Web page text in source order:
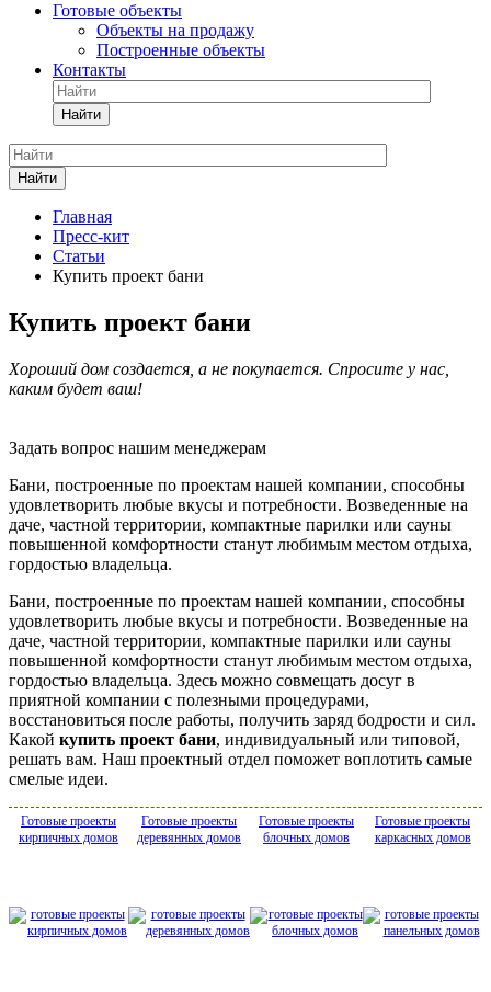
Готовые объекты
Объекты на продажу
Построенные объекты
Контакты
Найти
Найти
Главная
Пресс-кит
Статьи
Купить проект бани
Купить проект бани
Хороший дом создается, а не покупается. Спросите у нас,
каким будет ваш!
Задать вопрос нашим менеджерам
Бани, построенные по проектам нашей компании, способны
удовлетворить любые вкусы и потребности. Возведенные на
даче, частной территории, компактные парилки или сауны
повышенной комфортности станут любимым местом отдыха,
гордостью владельца.
Бани, построенные по проектам нашей компании, способны
удовлетворить любые вкусы и потребности. Возведенные на
даче, частной территории, компактные парилки или сауны
повышенной комфортности станут любимым местом отдыха,
гордостью владельца. Здесь можно совмещать досуг в
приятной компании с полезными процедурами,
восстановиться после работы, получить заряд бодрости и сил.
Какой купить проект бани, индивидуальный или типовой,
решать вам. Наш проектный отдел поможет воплотить самые
смелые идеи.
Готовые проекты
кирпичных домов
Готовые проекты
деревянных домов
Готовые проекты
блочных домов
Готовые проекты
каркасных домов